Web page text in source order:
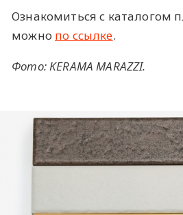
Ознакомиться с каталогом
можно по ссылке.
Фото: KERAMA MARAZZI.